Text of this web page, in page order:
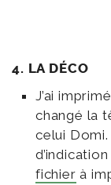
4. LA DÉCO
J’ai
changé la
celui Domi.
fichier à